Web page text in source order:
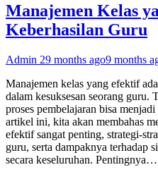
Manajemen Kelas
Keberhasilan Guru
Admin 29 months ago9 months
Manajemen kelas yang efektif
dalam kesuksesan seorang guru.
proses pembelajaran bisa
artikel ini, kita akan membahas
efektif sangat penting, strategi-
guru, serta dampaknya terhadap
secara keseluruhan. Pentingnya…